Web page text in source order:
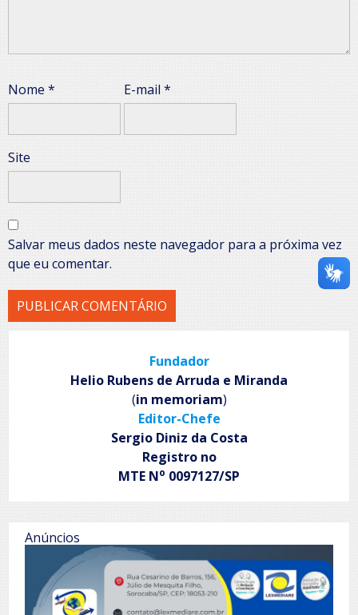
Nome * E-mail *
Site
Salvar meus dados neste navegador para a próxima vez
que eu comentar.
Fundador
Helio Rubens de Arruda e Miranda
(in memoriam)
Editor-Chefe
Sergio Diniz da Costa
Registro no
MTE No 0097127/SP
Anúncios